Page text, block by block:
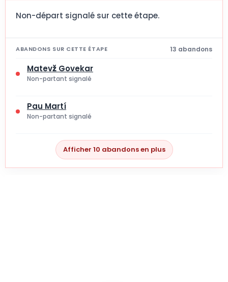
Non-départ signalé sur cette étape.
ABANDONS SUR CETTE ÉTAPE 13 abandons
Matevž Govekar
Non-partant signalé
Pau Martí
Non-partant signalé
Afficher 10 abandons en plus